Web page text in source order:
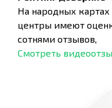
На народных
центры имеют
сотнями отзывов,
Смотреть